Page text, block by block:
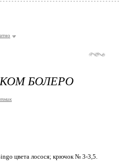
БОЛЕРО
цвета лосося; крючок № 3-3,5.